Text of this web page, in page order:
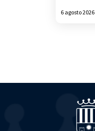
6 agosto 2026